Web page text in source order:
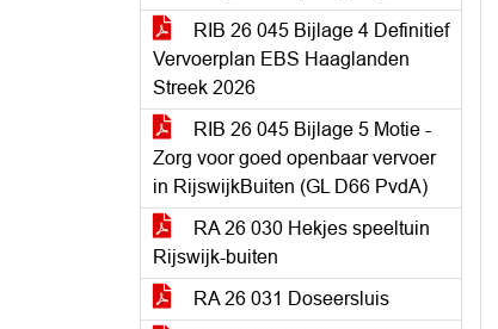
RIB 26 045 Bijlage 4 Definitief
Vervoerplan EBS Haaglanden
Streek 2026
RIB 26 045 Bijlage 5 Motie -
Zorg voor goed openbaar vervoer
in RijswijkBuiten (GL D66 PvdA)
RA 26 030 Hekjes speeltuin
Rijswijk-buiten
RA 26 031 Doseersluis